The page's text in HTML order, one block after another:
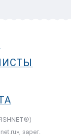
зарег.